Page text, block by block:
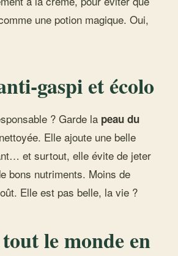
une potion magique. Oui,
gaspi et écolo
? Garde la peau du
Elle ajoute une belle
et surtout, elle évite de jeter
bons nutriments. Moins de
Elle est pas belle, la vie ?
le monde en